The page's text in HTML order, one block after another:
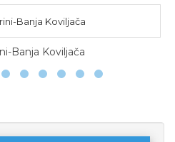
Banja Koviljača